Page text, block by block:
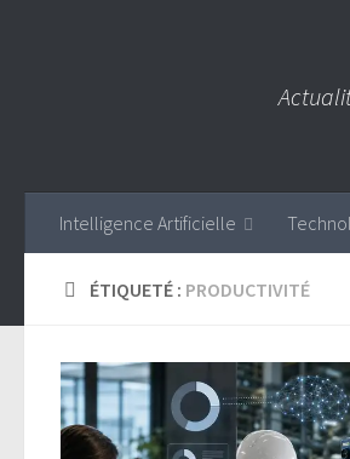
Intelligence Artificielle
ÉTIQUETÉ : PRODUCTIVITÉ